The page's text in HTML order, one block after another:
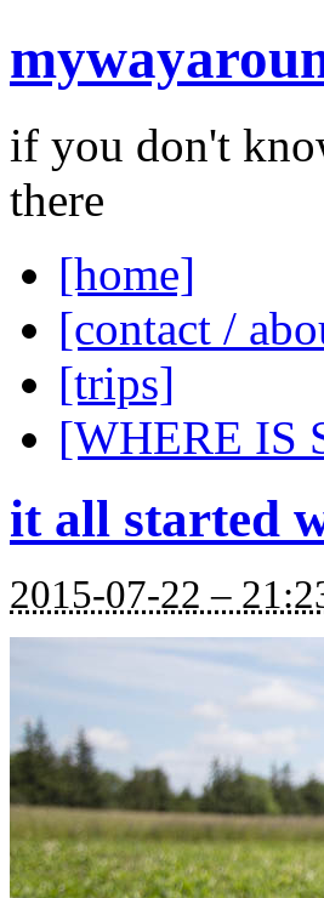
if you don't
there
[home]
[contact /
[trips]
[WHERE IS
it all started
2015-07-22 –